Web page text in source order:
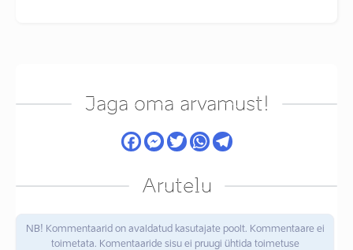
Jaga oma arvamust!
Arutelu
NB! Kommentaarid on avaldatud kasutajate poolt. Kommentaare ei
toimetata. Komentaaride sisu ei pruugi ühtida toimetuse